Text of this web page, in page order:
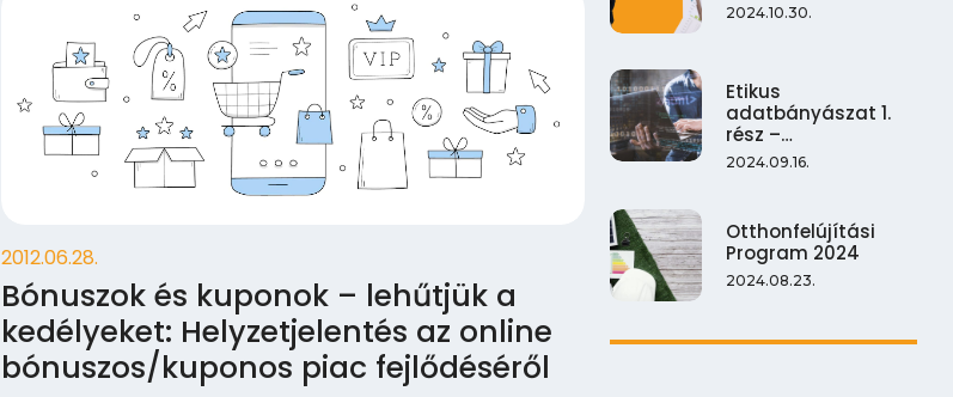
2012.06.28.
Bónuszok és kuponok – lehűtjük a
kedélyeket: Helyzetjelentés az online
bónuszos/kuponos piac fejlődéséről
2024.10.30.
Etikus
adatbányászat 1.
rész –…
2024.09.16.
Otthonfelújítási
Program 2024
2024.08.23.